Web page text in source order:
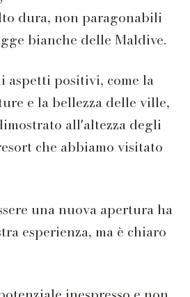
dura, non paragonabili
bianche delle Maldive.
aspetti positivi, come la
e la bellezza delle ville,
all'altezza degli
che abbiamo visitato
una nuova apertura ha
esperienza, ma è chiaro